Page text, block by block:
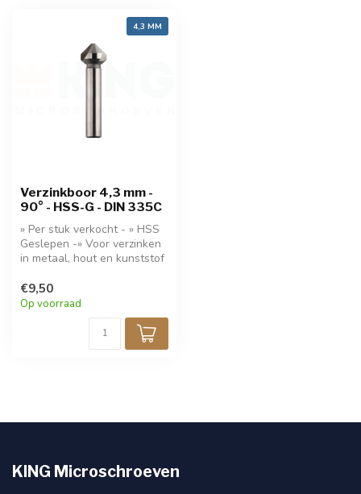
4,3 MM
Verzinkboor 4,3 mm -
90° - HSS-G - DIN 335C
» Per stuk verkocht - » HSS
Geslepen -» Voor verzinken
in metaal, hout en kunststof
€9,50
Op voorraad
KING Microschroeven